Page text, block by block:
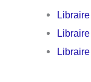
Libraire
Libraire